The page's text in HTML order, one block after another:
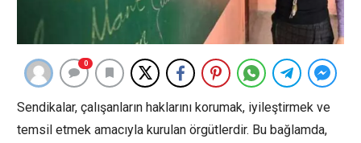
0
Sendikalar, çalışanların haklarını korumak, iyileştirmek ve
temsil etmek amacıyla kurulan örgütlerdir. Bu bağlamda,